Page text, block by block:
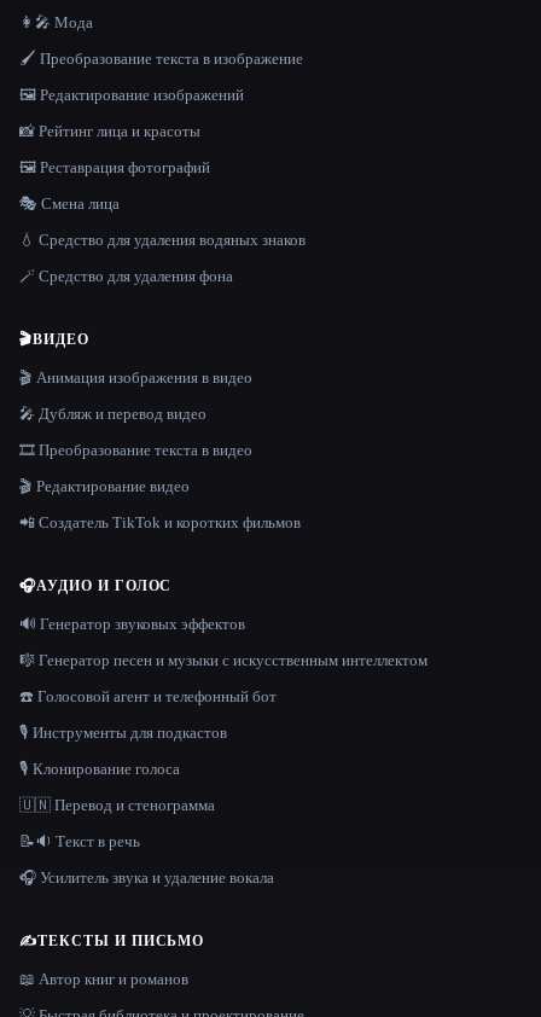
👩‍🎤 Мода
🖌️ Преобразование текста в изображение
🖼️ Редактирование изображений
📸 Рейтинг лица и красоты
🖼️ Реставрация фотографий
🎭 Смена лица
💧 Средство для удаления водяных знаков
🪄 Средство для удаления фона
🎬ВИДЕО
🎬 Анимация изображения в видео
🎤 Дубляж и перевод видео
🎞️ Преобразование текста в видео
🎬 Редактирование видео
📲 Создатель TikTok и коротких фильмов
🎧АУДИО И ГОЛОС
🔊 Генератор звуковых эффектов
🎼 Генератор песен и музыки с искусственным интеллектом
☎️ Голосовой агент и телефонный бот
🎙️ Инструменты для подкастов
🎙️ Клонирование голоса
🇺🇳 Перевод и стенограмма
📝🔉 Текст в речь
🎧 Усилитель звука и удаление вокала
✍️ТЕКСТЫ И ПИСЬМО
📖 Автор книг и романов